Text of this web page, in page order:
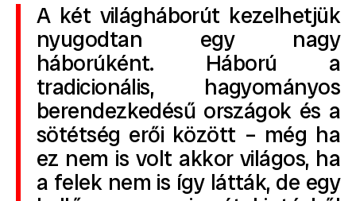
A két világháborút kezelhetjük
nyugodtan egy nagy
háborúként. Háború a
tradicionális, hagyományos
berendezkedésű országok és a
sötétség erői között – még ha
ez nem is volt akkor világos, ha
a felek nem is így látták, de egy